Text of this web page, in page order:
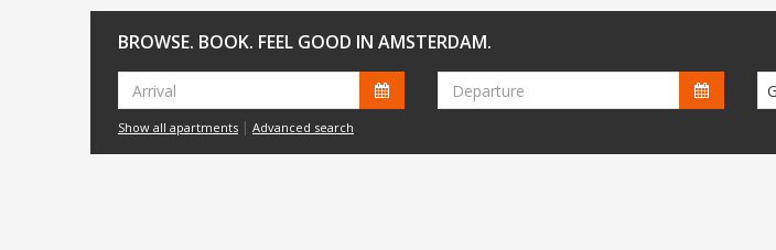
BROWSE. BOOK. FEEL GOOD IN AMSTERDAM.
Show all apartments | Advanced search